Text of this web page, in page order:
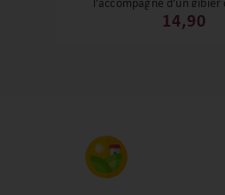
l'accompagne d'un gibier
en sauce. Ses arômes
14,90